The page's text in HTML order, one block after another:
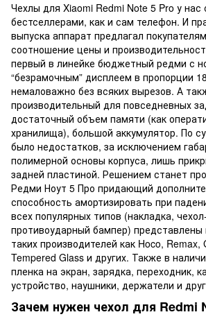
Чехлы для Xiaomi Redmi Note 5 Pro у
бестселлерами, как и сам телефон. И
выпуска аппарат предлагал
соотношение цены и
первый в линейке бюджетный редми с
“безрамочным” дисплеем в пропорции
немаловажно без всяких вырезов. А
производительный для повседневных
достаточный объем памяти (как
хранилища), большой аккумулятор. По
было недостатков, за исключением
полимерной основы корпуса, лишь
задней пластиной. Решением станет
Редми Ноут 5 Про придающий
способность амортизировать при
всех популярных типов (накладка,
противоударный бампер) представлены
таких производителей как Hoco, Remax,
Tempered Glass и других. Также в
пленка на экран, зарядка, переходник,
устройство, наушники, держатели и
Зачем нужен чехол для Redmi